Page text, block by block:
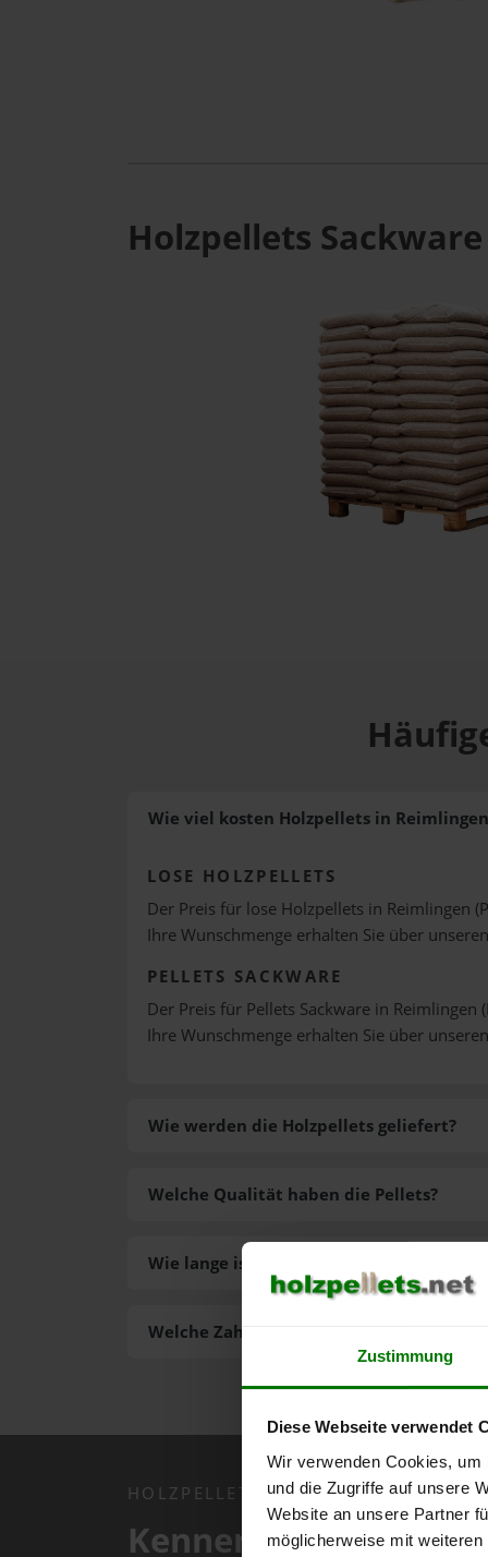
Zustimmung
Diese Webseite verwendet
Wir verwenden Cookies,
und die Zugriffe auf unsere
Website an unsere Partner
möglicherweise mit
Holzpellets
Wie viel kosten Holzpellets in
LOSE HOLZPELLETS
Der Preis für lose Holzpellets in Reimlingen
Ihre Wunschmenge erhalten Sie über unseren
PELLETS SACKWARE
Der Preis für Pellets Sackware in Reimlingen
Ihre Wunschmenge erhalten Sie über unseren
Wie werden die Holzpellets geliefert?
Welche Zahlungsarten gibt es?
Welche Qualität haben die Pellets?
Wie lange ist die Lieferzeit der Pellets?
HOLZPELLETS.NET APP
Kennen Sie schon